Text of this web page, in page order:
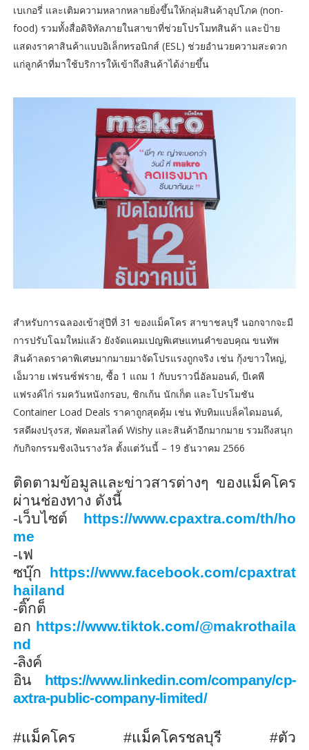
เบเกอรี่ และเติมความหลากหลายยิ่งขึ้นให้กลุ่มสินค้าอุปโภค (non-
food) รวมทั้งสื่อดิจิทัลภายในสาขาที่ช่วยโปรโมทสินค้า และป้าย
แสดงราคาสินค้าแบบอิเล็กทรอนิกส์ (ESL) ช่วยอำนวยความสะดวก
แก่ลูกค้าที่มาใช้บริการให้เข้าถึงสินค้าได้ง่ายขึ้น
สำหรับการฉลองเข้าสู่ปีที่ 31 ของแม็คโคร สาขาชลบุรี นอกจากจะมี
การปรับโฉมใหม่แล้ว ยังจัดแคมเปญพิเศษแทนคำขอบคุณ ขนทัพ
สินค้าลดราคาพิเศษมากมายมาจัดโปรแรงถูกจริง เช่น กุ้งขาวใหญ่,
เอ็มวาย เฟรนซ์ฟราย, ซื้อ 1 แถม 1 กับบราวนี่อัลมอนด์, บีเคพี
แฟรงค์ไก่ รมควันหนังกรอบ, ชิกเก้น นักเก็ต และโปรโมชัน
Container Load Deals ราคาถูกสุดคุ้ม เช่น ทับทิมแบล็คไดมอนด์,
รสดีผงปรุงรส, พัดลมสไลด์ Wishy และสินค้าอีกมากมาย รวมถึงสนุก
กับกิจกรรมชิงเงินรางวัล ตั้งแต่วันนี้ – 19 ธันวาคม 2566
ติดตามข้อมูลและข่าวสารต่างๆ ของแม็คโคร
ผ่านช่องทาง ดังนี้
-เว็บไซต์ https://www.cpaxtra.com/th/ho
me
-เฟ
ซบุ๊ก https://www.facebook.com/cpaxtrat
hailand
-ติ๊กต็
อก https://www.tiktok.com/@makrothaila
nd
-ลิงค์
อิน https://www.linkedin.com/company/cp-
axtra-public-company-limited/
#แม็คโคร #แม็คโครชลบุรี#ตัว